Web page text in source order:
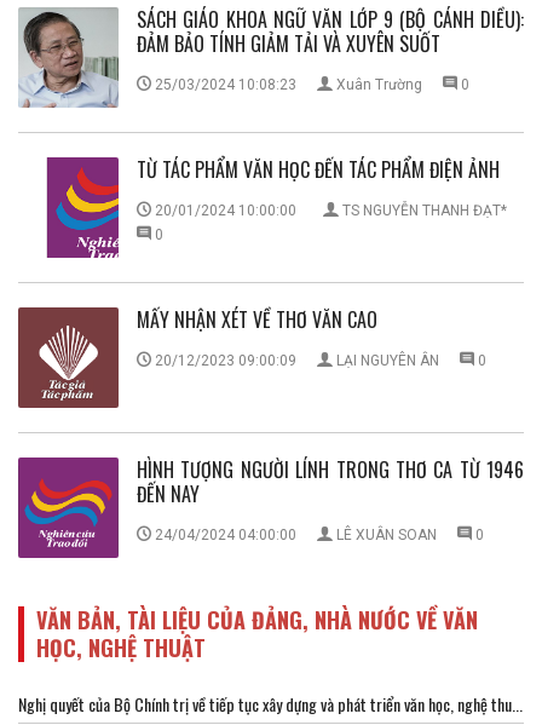
SÁCH GIÁO KHOA NGỮ VĂN LỚP 9 (BỘ CÁNH DIỀU):
ĐẢM BẢO TÍNH GIẢM TẢI VÀ XUYÊN SUỐT
25/03/2024 10:08:23 Xuân Trường 0
TỪ TÁC PHẨM VĂN HỌC ĐẾN TÁC PHẨM ĐIỆN ẢNH
20/01/2024 10:00:00
TS NGUYỄN THANH ĐẠT*
0
MẤY NHẬN XÉT VỀ THƠ VĂN CAO
20/12/2023 09:00:09 LẠI NGUYÊN ÂN 0
HÌNH TƯỢNG NGƯỜI LÍNH TRONG THƠ CA TỪ 1946
ĐẾN NAY
24/04/2024 04:00:00 LÊ XUÂN SOAN 0
VĂN BẢN, TÀI LIỆU CỦA ĐẢNG, NHÀ NƯỚC VỀ VĂN
HỌC, NGHỆ THUẬT
Nghị quyết của Bộ Chính trị về tiếp tục xây dựng và phát triển văn học, nghệ thu...